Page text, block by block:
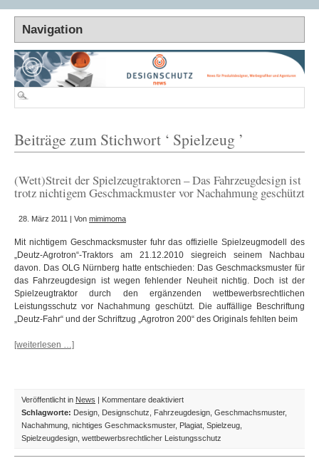
Beiträge zum Stichwort ‘ Spielzeug ’
(Wett)Streit der Spielzeugtraktoren – Das Fahrzeugdesign ist
trotz nichtigem Geschmackmuster vor Nachahmung geschützt
28. März 2011 | Von mimimoma
Mit nichtigem Geschmacksmuster fuhr das offizielle Spielzeugmodell des
„Deutz-Agrotron“-Traktors am 21.12.2010 siegreich seinem Nachbau
davon. Das OLG Nürnberg hatte entschieden: Das Geschmacksmuster für
das Fahrzeugdesign ist wegen fehlender Neuheit nichtig. Doch ist der
Spielzeugtraktor durch den ergänzenden wettbewerbsrechtlichen
Leistungsschutz vor Nachahmung geschützt. Die auffällige Beschriftung
„Deutz-Fahr“ und der Schriftzug „Agrotron 200“ des Originals fehlten beim
[weiterlesen …]
Veröffentlicht in News | Kommentare deaktiviertfür
(Wett)Streit
der
Spielzeugtraktoren
Schlagworte: Design Designschutz Fahrzeugdesign Geschmachsmuster,
Nachahmung nichtiges Geschmacksmuster, Plagiat Spielzeug
Spielzeugdesign wettbewerbsrechtlicher Leistungsschutz